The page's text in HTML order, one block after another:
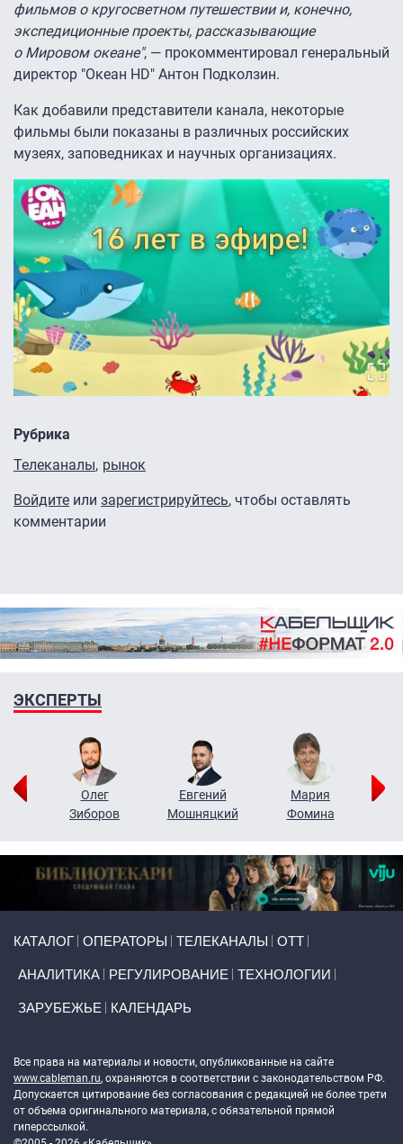
фильмов о кругосветном путешествии и, конечно,
экспедиционные проекты, рассказывающие
о Мировом океане", — прокомментировал генеральный
директор "Океан HD" Антон Подколзин.
Как добавили представители канала, некоторые
фильмы были показаны в различных российских
музеях, заповедниках и научных организациях.
Рубрика
Телеканалы рынок
Войдите или зарегистрируйтесь, чтобы оставлять
комментарии
ЭКСПЕРТЫ
Олег
Зиборов
Евгений
Мошняцкий
Мария
Фомина
КАТАЛОГ ОПЕРАТОРЫ ТЕЛЕКАНАЛЫ ОТТ
АНАЛИТИКА РЕГУЛИРОВАНИЕ ТЕХНОЛОГИИ
ЗАРУБЕЖЬЕ КАЛЕНДАРЬ
Все права на материалы и новости, опубликованные на сайте
www.cableman.ru, охраняются в соответствии с законодательством РФ.
Допускается цитирование без согласования с редакцией не более трети
от объема оригинального материала, с обязательной прямой
гиперссылкой.